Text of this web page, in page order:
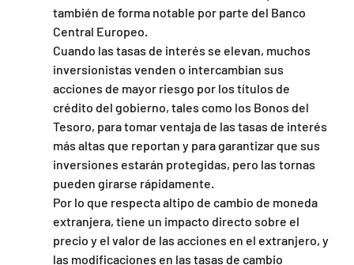
también de forma notable por parte del Banco
Central Europeo.
Cuando las tasas de interés se elevan, muchos
inversionistas venden o intercambian sus
acciones de mayor riesgo por los títulos de
crédito del gobierno, tales como los Bonos del
Tesoro, para tomar ventaja de las tasas de interés
más altas que reportan y para garantizar que sus
inversiones estarán protegidas, pero las tornas
pueden girarse rápidamente.
Por lo que respecta altipo de cambio de moneda
extranjera, tiene un impacto directo sobre el
precio y el valor de las acciones en el extranjero, y
las modificaciones en las tasas de cambio